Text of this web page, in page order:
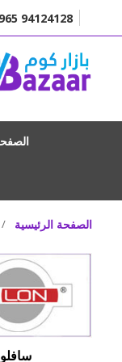
94124128
الصفحة الرئيسية